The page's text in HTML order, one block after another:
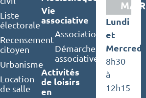
Liste
électorale
Recensement
citoyen
Urbanisme
Location
de salle
Vie
associative
Associations
Démarches
associatives
Activités
de loisirs
en
Lundi
et
Mercredi
8h30
à
12h15